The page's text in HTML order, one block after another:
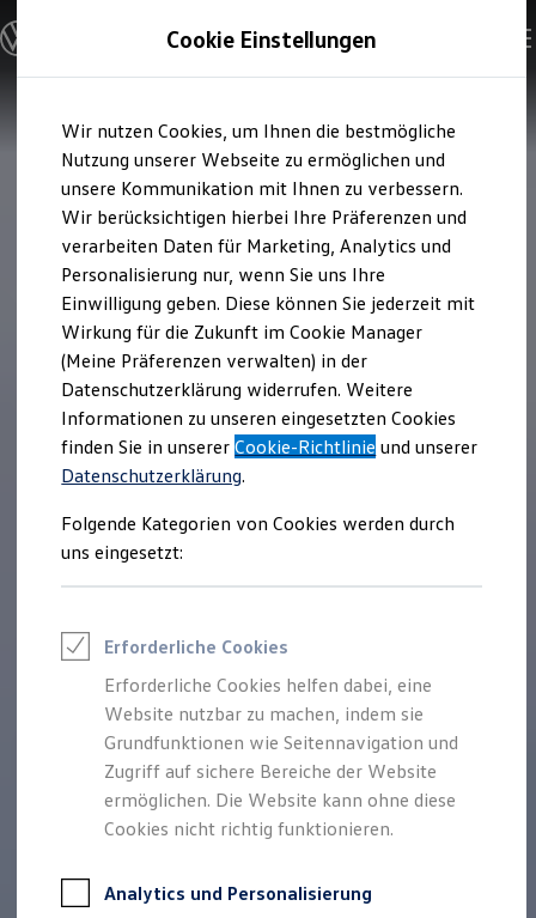
Hauptinhalt
springen
Footer
springen
Modelle & Konfigurator
Nutzfahrzeugkategorien entdecken
Modelle konfigurieren
Vorgängermodelle und Oldtimer
Vorgängermodelle
Oldtimer
Bulli Historie
Branchenlösungen & Gewerbekunden
Umbaulösungen und Hersteller finden
Auf- und Umbauten entdecken & konfigurieren
Groß- und Sonderkunden
Großkunden
Kommunen & Behörden
Journalisten
Sportvereine
Branchenlösungen
Bau & Handwerk
Gewerbliche Personenbeförderung
Service & mobile Werkstätten
Kurier, Logistik & Handel
Feuerwehr
Rettungsdienste
ONE Business ID Vorteile
Fahrzeugsuche & Marktplatz
Digitaler Marktplatz
Kauf & Finanzierung
Online-Fahrzeugbewertung
Aktionen & Angebote
E-Auto-Förderung
Für Privatkunden
Für Gewerbekunden
Profi Paket
TopDeal
Zertifizierte Gebrauchtwagen
Cookie Einstellungen
Wir nutzen Cookies, um Ihnen die bestmögliche
Nutzung unserer Webseite zu ermöglichen und
unsere Kommunikation mit Ihnen zu verbessern.
Wir berücksichtigen hierbei Ihre Präferenzen und
verarbeiten Daten für Marketing, Analytics und
Personalisierung nur, wenn Sie uns Ihre
Einwilligung geben. Diese können Sie jederzeit mit
Wirkung für die Zukunft im Cookie Manager
(Meine Präferenzen verwalten) in der
Datenschutzerklärung widerrufen. Weitere
Informationen zu unseren eingesetzten Cookies
finden Sie in unsererCookie-Richtlinie und unserer
Datenschutzerklärung.
Folgende Kategorien von Cookies werden durch
uns eingesetzt:
Erforderliche Cookies
Erforderliche Cookies helfen dabei, eine
Website nutzbar zu machen, indem sie
Grundfunktionen wie Seitennavigation und
Zugriff auf sichere Bereiche der Website
ermöglichen. Die Website kann ohne diese
Cookies nicht richtig funktionieren.
Analytics und Personalisierung